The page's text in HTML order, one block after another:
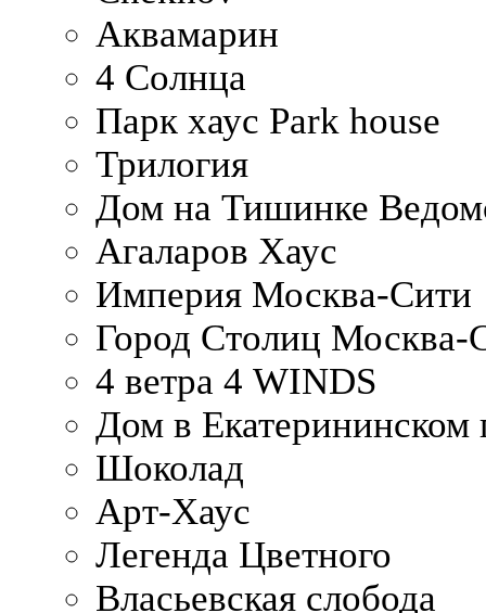
Аквамарин
4 Солнца
Парк хаус Park house
Трилогия
Дом на Тишинке
Агаларов Хаус
Империя Москва-Сити
Город Столиц Москва-
4 ветра 4 WINDS
Дом в Екатерининском
Шоколад
Арт-Хаус
Легенда Цветного
Власьевская слобода